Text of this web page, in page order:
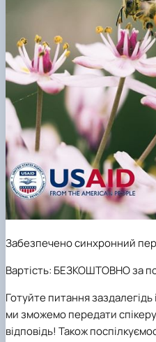
Забезпечено синхронний
Вартість: БЕЗКОШТОВНО за
Готуйте питання заздалегідь
ми зможемо передати
відповідь! Також